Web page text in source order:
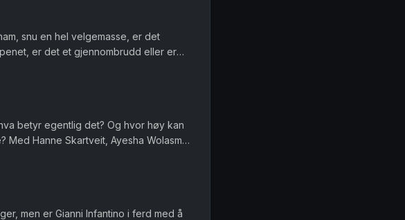
snu en hel velgemasse, er det
er det et gjennombrudd eller er
et spesielt ansvar når de...
betyr egentlig det? Og hvor høy kan
Med Hanne Skartveit, Ayesha Wolasmal
Ansv...
men er Gianni Infantino i ferd med å